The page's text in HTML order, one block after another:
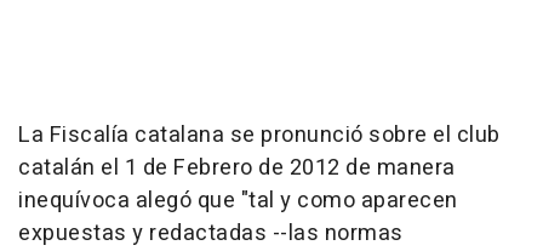
La Fiscalía catalana se pronunció sobre el club
catalán el 1 de Febrero de 2012 de manera
inequívoca alegó que "tal y como aparecen
expuestas y redactadas --las normas